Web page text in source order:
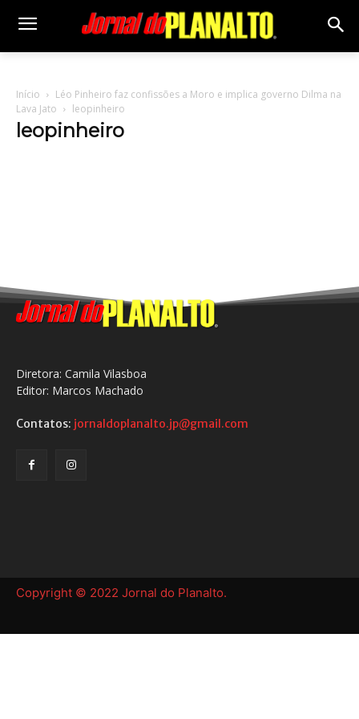
Início
Léo Pinheiro faz confissões a Moro e implica governo Dilma na
Lava Jato
leopinheiro
leopinheiro
Diretora: Camila Vilasboa
Editor: Marcos Machado
Contatos: jornaldoplanalto.jp@gmail.com
Copyright © 2022 Jornal do Planalto.